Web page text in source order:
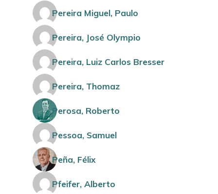
Pereira Miguel, Paulo
Pereira, José Olympio
Pereira, Luiz Carlos Bresser
Pereira, Thomaz
Perosa, Roberto
Pessoa, Samuel
Peña, Félix
Pfeifer, Alberto